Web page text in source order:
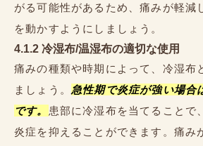
がる可能性があるため、痛みが軽減
を動かすようにしましょう。
4.1.2 冷湿布/温湿布の適切な使用
痛みの種類や時期によって、冷湿布
ましょう。 急性期で炎症が強い場合
です。 患部に冷湿布を当てることで
炎症を抑えることができます。痛み